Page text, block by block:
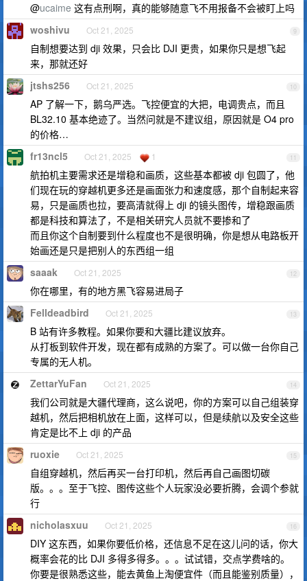
@ucaime 这有点刑啊，真的能够随意飞不用报备不会被盯上吗
9
woshivu Oct 21, 2025
自制想要达到 dji 效果，只会比 DJI 更贵，如果你只是想飞起
来，那就还好
10
jtshs256 Oct 21, 2025
AP 了解一下，鹅乌严选。飞控便宜的大把，电调贵点，而且
BL32.10 基本绝迹了。当然问就是不建议组，原因就是 O4 pro
的价格…
11
fr13ncl5 Oct 21, 2025 1
航拍机主要需求还是增稳和画质，这些基本都被 dji 包圆了，他
们现在玩的穿越机更多还是画面张力和速度感，那个自制起来容
易，只是画质也拉，要高清就得上 dji 的镜头图传，增稳跟画质
都是科技和算法了，不是相关研究人员就不要掺和了
而且你这个自制要到什么程度也不是很明确，你是想从电路板开
始画还是只是把别人的东西组一组
12
saaak Oct 21, 2025
你在哪里，有的地方黑飞容易进局子
13
Felldeadbird Oct 21, 2025
B 站有许多教程。如果你要和大疆比建议放弃。
从打板到软件开发，现在都有成熟的方案了。可以做一台你自己
专属的无人机。
14
ZettarYuFan Oct 21, 2025
我们公司就是大疆代理商，这么说吧，你的方案可以自己组装穿
越机，然后把相机放在上面，这样可以，但是续航以及安全这些
肯定是比不上 dji 的产品
15
ruoxie Oct 21, 2025
自组穿越机，然后再买一台打印机，然后再自己画图切碳
版。。。至于飞控、图传这些个人玩家没必要折腾，会调个参就
行
16
nicholasxuu Oct 21, 2025
DIY 这东西，如果你要低价格，还信息不足在这儿问的话，你大
概率会花的比 DJI 多得多得多。。。试试错，交点学费啥的。
你要是很熟悉这些，能去黄鱼上淘便宜件（而且能鉴别质量），